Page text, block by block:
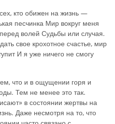
кто обижен на жизнь —
песчинка Мир вокруг меня
волей Судьбы или случая.
свое крохотное счастье, мир
И я уже ничего не смогу
что и в ощущении горя и
Тем не менее это так.
в состоянии жертвы на
Даже несмотря на то, что